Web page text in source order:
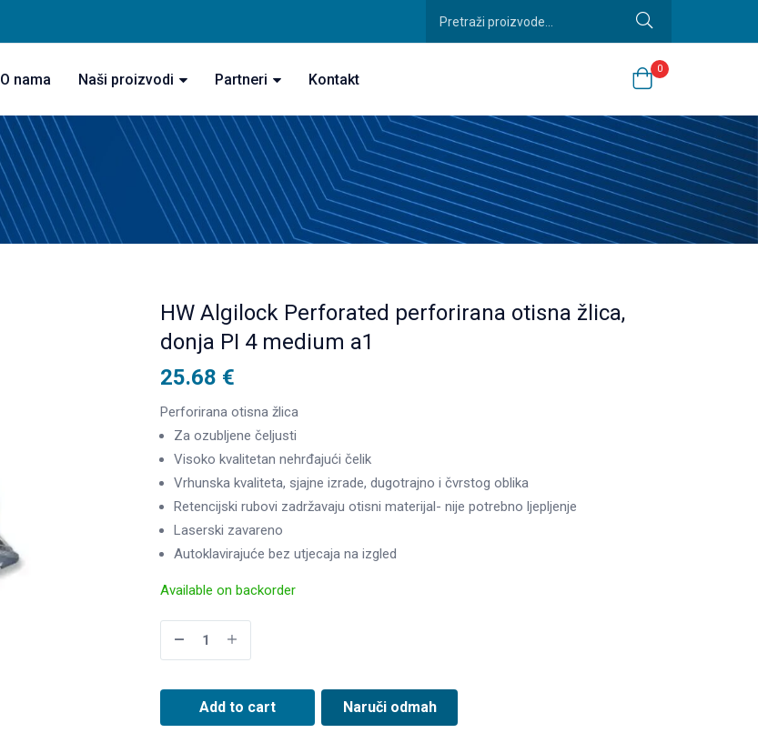
O nama Naši proizvodi Partneri Kontakt
0
HW Algilock Perforated perforirana otisna žlica,
donja PI 4 medium a1
25.68 €
Perforirana otisna žlica
Za ozubljene čeljusti
Visoko kvalitetan nehrđajući čelik
Vrhunska kvaliteta, sjajne izrade, dugotrajno i čvrstog oblika
Retencijski rubovi zadržavaju otisni materijal- nije potrebno ljepljenje
Laserski zavareno
Autoklavirajuće bez utjecaja na izgled
Available on backorder
Add to cart Naruči odmah